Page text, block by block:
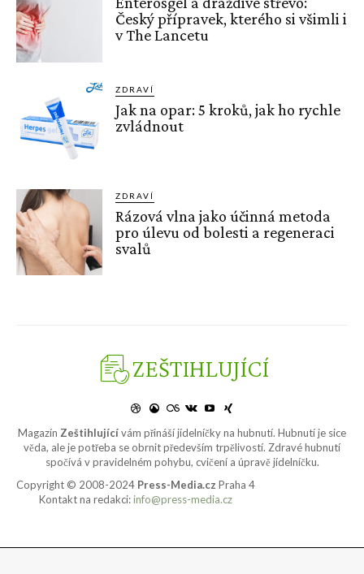
Český přípravek, kterého si všimli i
v The Lancetu
ZDRAVÍ
Jak na opar: 5 kroků, jak ho rychle
zvládnout
ZDRAVÍ
Rázová vlna jako účinná metoda
pro úlevu od bolesti a regeneraci
svalů
ZEŠTIHLUJÍCÍ
Magazín Zeštihlujícívám přináší jídelníčky na hubnutí. Hubnutí je sice
věda, ale je potřeba se obrnit především trpělivostí. Zdravé hubnutí
spočívá v pravidelném pohybu, cvičení a úpravě jídelníčku.
Copyright © 2008-2024 Press-Media.cz Praha 4
Kontakt na redakci:info@press-media.cz